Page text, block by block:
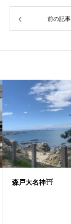
前の記事
森戸大名神